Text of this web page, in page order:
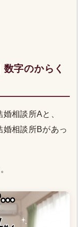
字のからく
相談所Aと、
婚相談所Bがあっ